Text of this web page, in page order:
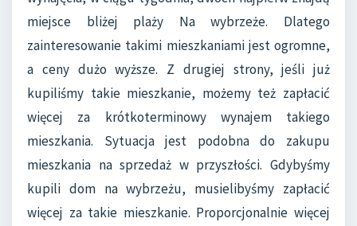
miejsce bliżej plaży Na wybrzeże. Dlatego
zainteresowanie takimi mieszkaniami jest ogromne,
a ceny dużo wyższe. Z drugiej strony, jeśli już
kupiliśmy takie mieszkanie, możemy też zapłacić
więcej za krótkoterminowy wynajem takiego
mieszkania. Sytuacja jest podobna do zakupu
mieszkania na sprzedaż w przyszłości. Gdybyśmy
kupili dom na wybrzeżu, musielibyśmy zapłacić
więcej za takie mieszkanie. Proporcjonalnie więcej